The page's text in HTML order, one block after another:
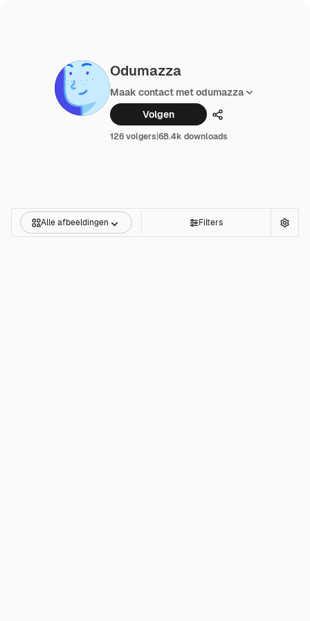
Odumazza
Maak contact met odumazza
Volgen
Delen
126 volgers|68.4k downloads
Alle afbeeldingen Filters